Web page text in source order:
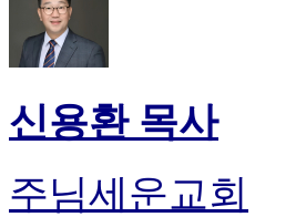
신용환 목사
주님세운교회